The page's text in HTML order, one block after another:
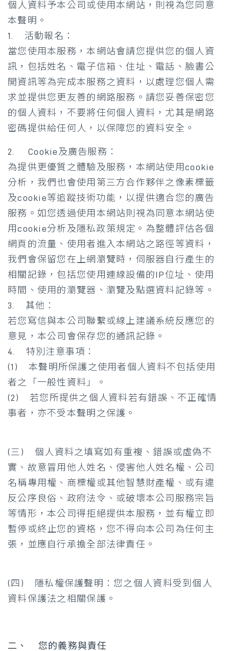
個人資料予本公司或使用本網站，則視為您同意
本聲明。
1. 活動報名：
當您使用本服務，本網站會請您提供您的個人資
訊，包括姓名、電子信箱、住址、電話、臉書公
開資訊等為完成本服務之資料，以處理您個人需
求並提供您更友善的網路服務。請您妥善保密您
的個人資料，不要將任何個人資料，尤其是網路
密碼提供給任何人，以保障您的資料安全。
2. Cookie及廣告服務：
為提供更優質之體驗及服務，本網站使用cookie
分析，我們也會使用第三方合作夥伴之像素標籤
及cookie等追蹤技術功能，以提供適合您的廣告
服務。如您透過使用本網站則視為同意本網站使
用cookie分析及隱私政策規定。為整體評估各個
網頁的流量、使用者進入本網站之路徑等資料，
我們會保留您在上網瀏覽時，伺服器自行產生的
相關記錄，包括您使用連線設備的IP位址、使用
時間、使用的瀏覽器、瀏覽及點選資料記錄等。
3. 其他：
若您寫信與本公司聯繫或線上建議系統反應您的
意見，本公司會保存您的通訊記錄。
4. 特別注意事項：
(1) 本聲明所保護之使用者個人資料不包括使用
者之「一般性資料」。
(2) 若您所提供之個人資料若有錯誤、不正確情
事者，亦不受本聲明之保護。
(三) 個人資料之填寫如有重複、錯誤或虛偽不
實、故意冒用他人姓名、侵害他人姓名權、公司
名稱專用權、商標權或其他智慧財產權、或有違
反公序良俗、政府法令、或破壞本公司服務宗旨
等情形，本公司得拒絕提供本服務，並有權立即
暫停或終止您的資格，您不得向本公司為任何主
張，並應自行承擔全部法律責任。
(四) 隱私權保護聲明：您之個人資料受到個人
資料保護法之相關保護。
二、 您的義務與責任